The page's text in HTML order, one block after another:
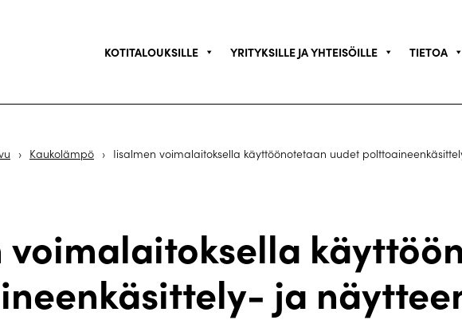
KOTITALOUKSILLE YRITYKSILLE JA YHTEISÖILLE TIETOA
› Kaukolämpö › Iisalmen voimalaitoksella käyttöönotetaan uudet
voimalaitoksella
ja